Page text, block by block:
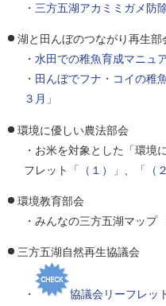
・三方五湖アカミミガメ防
湖と田んぼのつながり再生部
・ 水田での稚魚育成マニュ
・ 田んぼでフナ・コイの稚
３月」
環境に優しい農法部会
・お米を対象とした「環境
フレット
「（１）」 「（
環境教育部会
・みんなの三方五湖マップ
三方五湖自然再生協議会
・ 協議会リーフレッ